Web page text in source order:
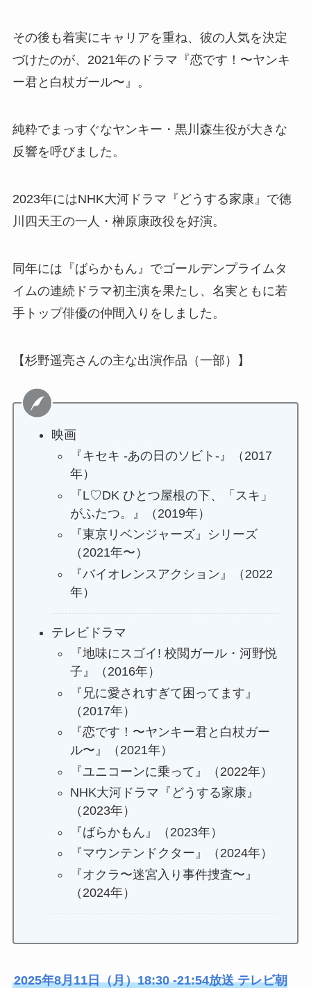
その後も着実にキャリアを重ね、彼の人気を決定
づけたのが、2021年のドラマ『恋です！〜ヤンキ
ー君と白杖ガール〜』。
純粋でまっすぐなヤンキー・黒川森生役が大きな
反響を呼びました。
2023年にはNHK大河ドラマ『どうする家康』で徳
川四天王の一人・榊原康政役を好演。
同年には『ばらかもん』でゴールデンプライムタ
イムの連続ドラマ初主演を果たし、名実ともに若
手トップ俳優の仲間入りをしました。
【杉野遥亮さんの主な出演作品（一部）】
映画
『キセキ -あの日のソビト-』（2017
年）
『L♡DK ひとつ屋根の下、「スキ」
がふたつ。』（2019年）
『東京リベンジャーズ』シリーズ
（2021年〜）
『バイオレンスアクション』（2022
年）
テレビドラマ
『地味にスゴイ! 校閲ガール・河野悦
子』（2016年）
『兄に愛されすぎて困ってます』
（2017年）
『恋です！〜ヤンキー君と白杖ガー
ル〜』（2021年）
『ユニコーンに乗って』（2022年）
NHK大河ドラマ『どうする家康』
（2023年）
『ばらかもん』（2023年）
『マウンテンドクター』（2024年）
『オクラ〜迷宮入り事件捜査〜』
（2024年）
2025年8月11日（月）18:30 -21:54放送 テレビ朝